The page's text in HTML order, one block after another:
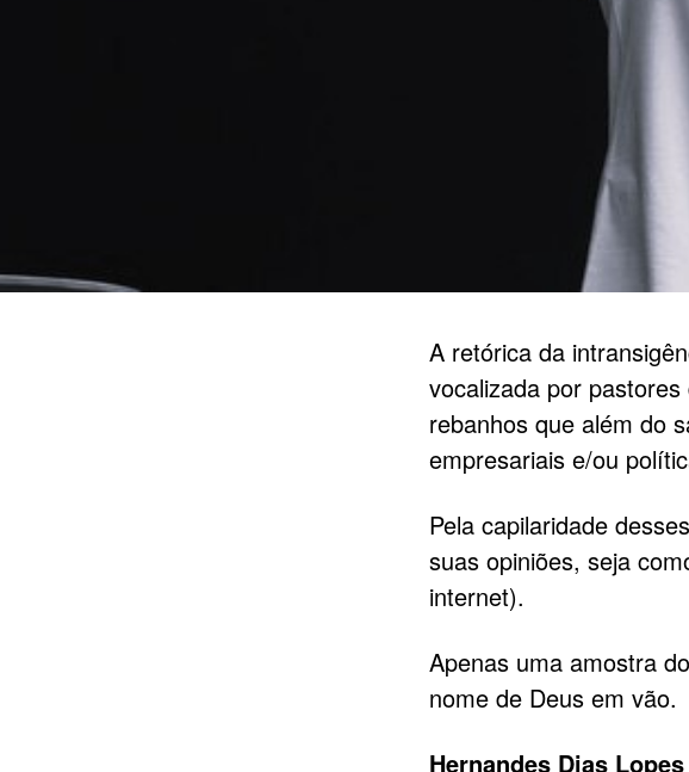
A retórica da
vocalizada por
rebanhos que além do
empresariais e/ou
Pela capilaridade
suas opiniões, seja
internet).
Apenas uma amostra
nome de Deus em vão.
Hernandes Dias